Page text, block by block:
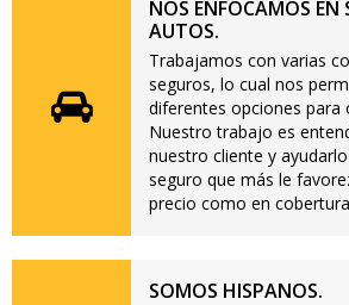
NOS ENFOCAMOS EN
AUTOS.
Trabajamos con varias
seguros, lo cual nos
diferentes opciones para
Nuestro trabajo es
nuestro cliente y
seguro que más le
precio como en
SOMOS HISPANOS.